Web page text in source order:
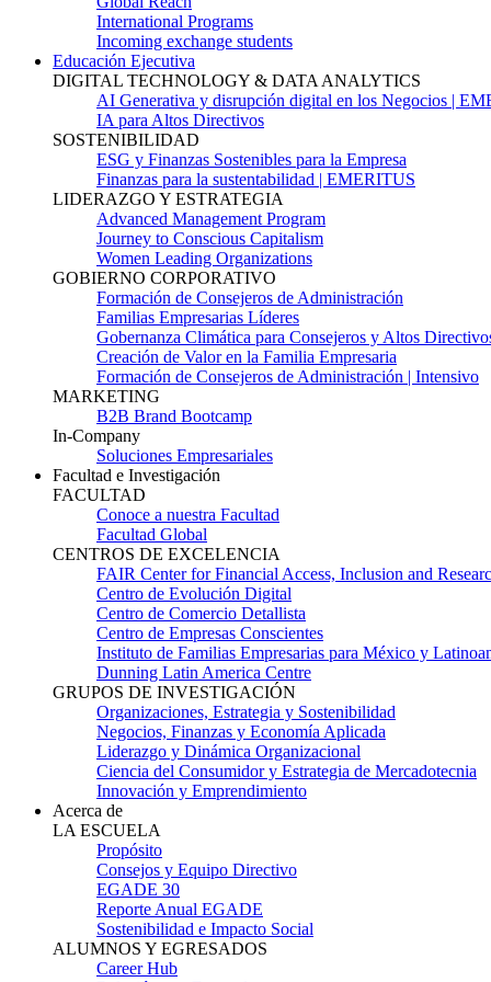
International Programs
Incoming exchange students
Educación Ejecutiva
DIGITAL TECHNOLOGY & DATA ANALYTICS
AI Generativa y disrupción digital en los Negocios |
IA para Altos Directivos
SOSTENIBILIDAD
ESG y Finanzas Sostenibles para la Empresa
Finanzas para la sustentabilidad | EMERITUS
LIDERAZGO Y ESTRATEGIA
Advanced Management Program
Journey to Conscious Capitalism
Women Leading Organizations
GOBIERNO CORPORATIVO
Formación de Consejeros de Administración
Familias Empresarias Líderes
Gobernanza Climática para Consejeros y Altos
Creación de Valor en la Familia Empresaria
Formación de Consejeros de Administración | Intensivo
MARKETING
B2B Brand Bootcamp
In-Company
Soluciones Empresariales
Facultad e Investigación
FACULTAD
Conoce a nuestra Facultad
Facultad Global
CENTROS DE EXCELENCIA
FAIR Center for Financial Access, Inclusion and
Centro de Evolución Digital
Centro de Comercio Detallista
Centro de Empresas Conscientes
Instituto de Familias Empresarias para México y
Dunning Latin America Centre
GRUPOS DE INVESTIGACIÓN
Organizaciones, Estrategia y Sostenibilidad
Negocios, Finanzas y Economía Aplicada
Liderazgo y Dinámica Organizacional
Ciencia del Consumidor y Estrategia de Mercadotecnia
Innovación y Emprendimiento
Acerca de
LA ESCUELA
Propósito
Consejos y Equipo Directivo
EGADE 30
Reporte Anual EGADE
Sostenibilidad e Impacto Social
ALUMNOS Y EGRESADOS
Career Hub